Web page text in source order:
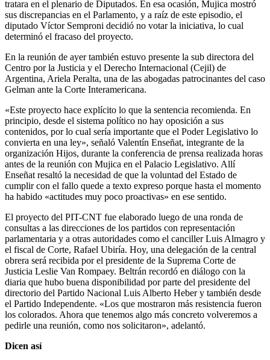
tratara en el plenario de Diputados. En esa ocasión, Mujica mostró
sus discrepancias en el Parlamento, y a raíz de este episodio, el
diputado Víctor Semproni decidió no votar la iniciativa, lo cual
determinó el fracaso del proyecto.
En la reunión de ayer también estuvo presente la sub directora del
Centro por la Justicia y el Derecho Internacional (Cejil) de
Argentina, Ariela Peralta, una de las abogadas patrocinantes del caso
Gelman ante la Corte Interamericana.
«Este proyecto hace explícito lo que la sentencia recomienda. En
principio, desde el sistema político no hay oposición a sus
contenidos, por lo cual sería importante que el Poder Legislativo lo
convierta en una ley», señaló Valentín Enseñat, integrante de la
organización Hijos, durante la conferencia de prensa realizada horas
antes de la reunión con Mujica en el Palacio Legislativo. Allí
Enseñat resaltó la necesidad de que la voluntad del Estado de
cumplir con el fallo quede a texto expreso porque hasta el momento
ha habido «actitudes muy poco proactivas» en ese sentido.
El proyecto del PIT-CNT fue elaborado luego de una ronda de
consultas a las direcciones de los partidos con representación
parlamentaria y a otras autoridades como el canciller Luis Almagro y
el fiscal de Corte, Rafael Ubiría. Hoy, una delegación de la central
obrera será recibida por el presidente de la Suprema Corte de
Justicia Leslie Van Rompaey. Beltrán recordó en diálogo con la
diaria que hubo buena disponibilidad por parte del presidente del
directorio del Partido Nacional Luis Alberto Heber y también desde
el Partido Independente. «Los que mostraron más resistencia fueron
los colorados. Ahora que tenemos algo más concreto volveremos a
pedirle una reunión, como nos solicitaron», adelantó.
Dicen así